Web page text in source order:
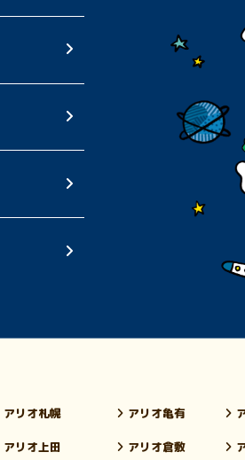
アリオ札幌 アリオ亀有
アリオ上田 アリオ倉敷